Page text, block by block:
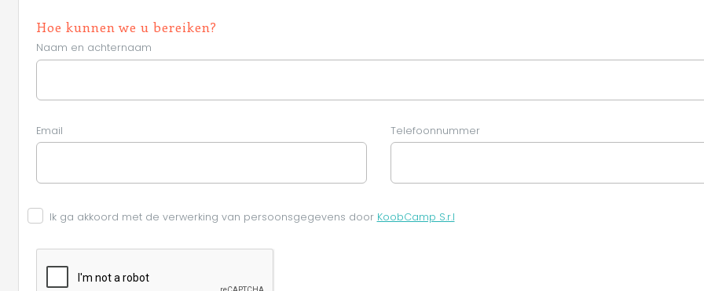
Hoe kunnen we u bereiken?
Naam en achternaam
Email Telefoonnummer
Ik ga akkoord met de verwerking van persoonsgegevens door KoobCamp S.r.l